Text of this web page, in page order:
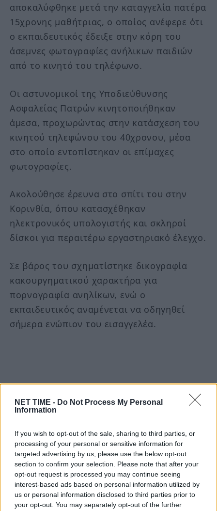
NET TIME - Do Not Process My Personal
Information
If you wish to opt-out of the sale, sharing to third parties, or
processing of your personal or sensitive information for
targeted advertising by us, please use the below opt-out
section to confirm your selection. Please note that after your
opt-out request is processed you may continue seeing
interest-based ads based on personal information utilized by
us or personal information disclosed to third parties prior to
your opt-out. You may separately opt-out of the further
αποκαλύφθηκε μετά την καταγγελία πατέρα
15χρονης μαθήτριας, ο οποίος ανέφερε ότι
ο εκπαιδευτικός έδειξε στην κόρη του
άσεμνες φωτογραφίες ανήλικων παιδιών
από το κινητό του τηλέφωνο.
Οι αστυνομικοί της Υποδιεύθυνσης
Ασφαλείας Πατρών κινητοποιήθηκαν
άμεσα, προχωρώντας στην κατάσχεση του
κινητού τηλεφώνου του 40χρονου, μέσα
στο οποίο εντοπίστηκαν οι επίμαχες
φωτογραφίες.
Ακολούθησε έρευνα στο σπίτι του στην
Κορινθία, όπου κατασχέθηκαν
ηλεκτρονικός υπολογιστής και σκληροί
δίσκοι για περαιτέρω εργαστηριακό έλεγχο.
Σε βάρος του σχηματίστηκε δικογραφία
κακουργηματικού χαρακτήρα για
πορνογραφία ανηλίκων, ενώ ο
εκπαιδευτικός αναμένεται να οδηγηθεί
σήμερα ενώπιον του εισαγγελέα.
– από αστυνομικά αυτό έδειξαν…
Έξαλλος
κόρη
Είμαστε και στο Google News:
Ακολουθήστε μας